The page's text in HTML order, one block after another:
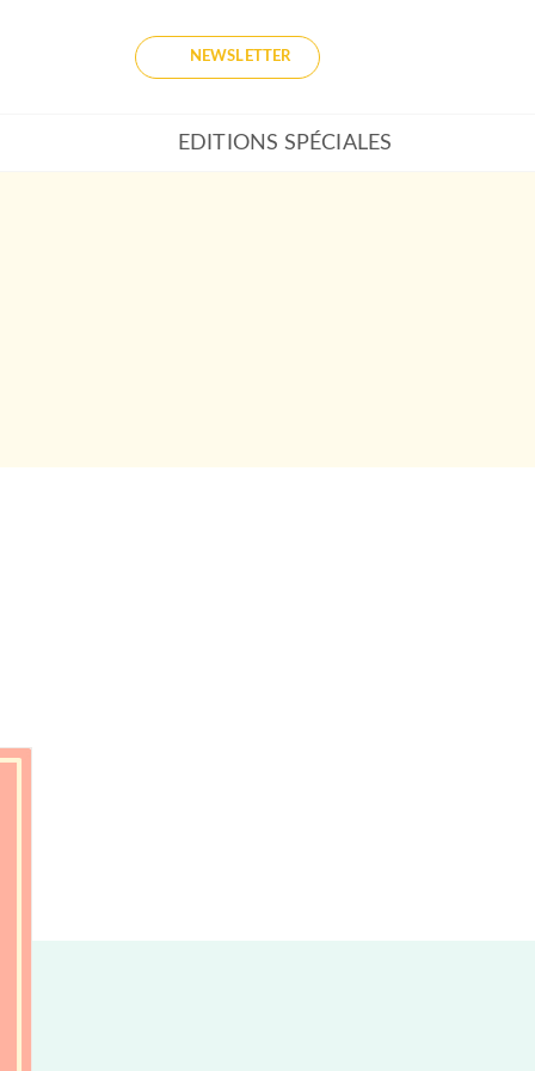
NEWSLETTER
EDITIONS SPÉCIALES